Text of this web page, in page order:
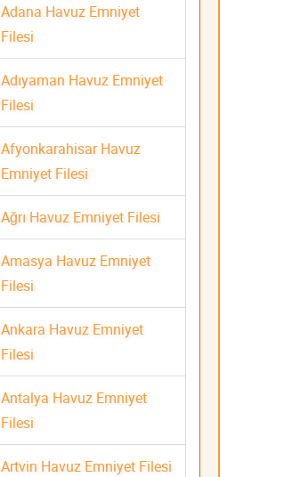
Adana Havuz Emniyet
Filesi
Adıyaman Havuz Emniyet
Filesi
Afyonkarahisar Havuz
Emniyet Filesi
Ağrı Havuz Emniyet Filesi
Amasya Havuz Emniyet
Filesi
Ankara Havuz Emniyet
Filesi
Antalya Havuz Emniyet
Filesi
Artvin Havuz Emniyet Filesi